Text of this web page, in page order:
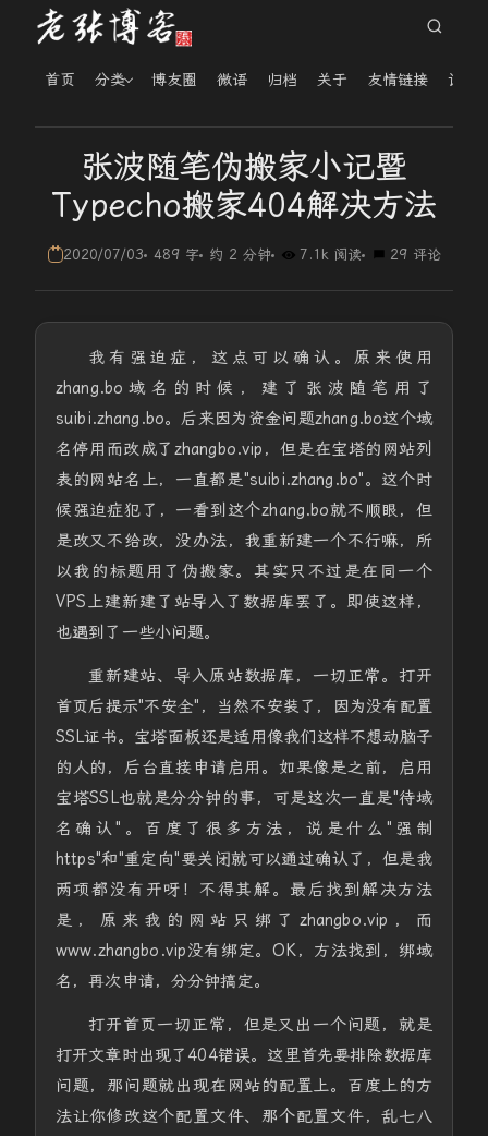
首页 分类 博友圈 微语 归档 关于 友情链接 读者
张波随笔伪搬家小记暨
Typecho搬家404解决方法
2020/07/03 489 字 约 2 分钟 7.1k 阅读 29 评论
我有强迫症，这点可以确认。原来使用
zhang.bo域名的时候，建了张波随笔用了
suibi.zhang.bo。后来因为资金问题zhang.bo这个域
名停用而改成了zhangbo.vip，但是在宝塔的网站列
表的网站名上，一直都是"suibi.zhang.bo"。这个时
候强迫症犯了，一看到这个zhang.bo就不顺眼，但
是改又不给改，没办法，我重新建一个不行嘛，所
以我的标题用了伪搬家。其实只不过是在同一个
VPS上建新建了站导入了数据库罢了。即使这样，
也遇到了一些小问题。
重新建站、导入原站数据库，一切正常。打开
首页后提示"不安全"，当然不安装了，因为没有配置
SSL证书。宝塔面板还是适用像我们这样不想动脑子
的人的，后台直接申请启用。如果像是之前，启用
宝塔SSL也就是分分钟的事，可是这次一直是"待域
名确认"。百度了很多方法，说是什么"强制
https"和"重定向"要关闭就可以通过确认了，但是我
两项都没有开呀！不得其解。最后找到解决方法
是，原来我的网站只绑了zhangbo.vip，而
www.zhangbo.vip没有绑定。OK，方法找到，绑域
名，再次申请，分分钟搞定。
打开首页一切正常，但是又出一个问题，就是
打开文章时出现了404错误。这里首先要排除数据库
问题，那问题就出现在网站的配置上。百度上的方
法让你修改这个配置文件、那个配置文件，乱七八